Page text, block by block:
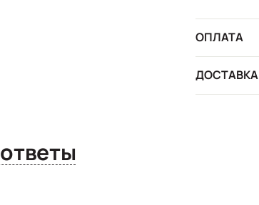
ОПЛАТА
ДОСТАВКА
Вопросы и ответы